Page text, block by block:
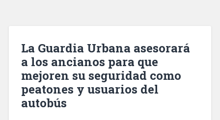
La Guardia Urbana asesorará
a los ancianos para que
mejoren su seguridad como
peatones y usuarios del
autobús